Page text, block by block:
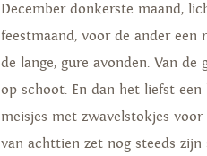
December donkerste maand,
feestmaand, voor de ander een
de lange, gure avonden. Van
op schoot. En dan het liefst
meisjes met zwavelstokjes voor
van achttien zet nog steeds